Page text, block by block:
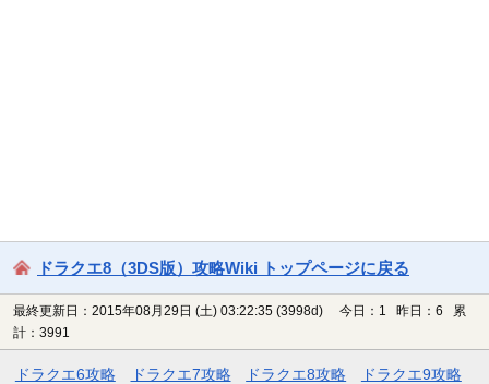
ドラクエ8（3DS版）攻略Wiki トップページに戻る
最終更新日：2015年08月29日 (土) 03:22:35 (3998d)
今日：1 昨日：6 累
計：3991
ドラクエ6攻略 ドラクエ7攻略 ドラクエ8攻略
ドラクエ9攻略